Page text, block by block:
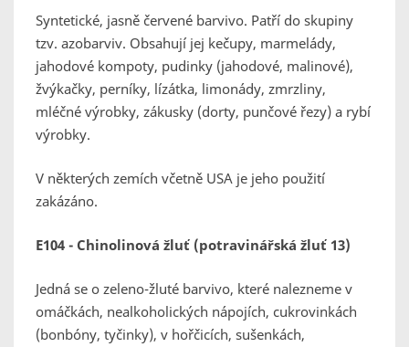
Syntetické, jasně červené barvivo. Patří do skupiny
tzv. azobarviv. Obsahují jej kečupy, marmelády,
jahodové kompoty, pudinky (jahodové, malinové),
žvýkačky, perníky, lízátka, limonády, zmrzliny,
mléčné výrobky, zákusky (dorty, punčové řezy) a rybí
výrobky.
V některých zemích včetně USA je jeho použití
zakázáno.
E104 - Chinolinová žluť (potravinářská žluť 13)
Jedná se o zeleno-žluté barvivo, které nalezneme v
omáčkách, nealkoholických nápojích, cukrovinkách
(bonbóny, tyčinky), v hořčicích, sušenkách,